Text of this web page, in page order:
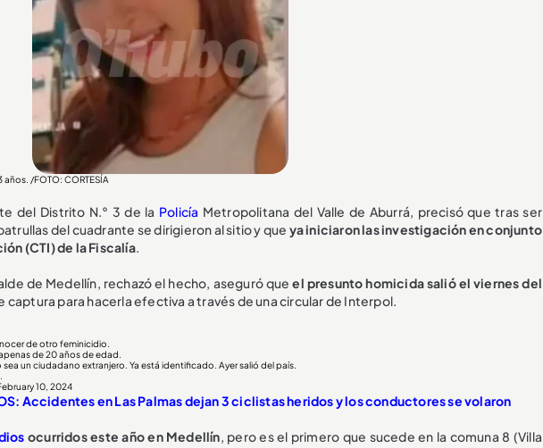
/FOTO: CORTESÍA
del Distrito N.° 3 de la Policía Metropolitana del Valle de Aburrá, precisó que tras ser
del cuadrante se dirigieron al sitio y que ya iniciaron las investigación en conjunto
(CTI) de la Fiscalía.
de Medellín, rechazó el hecho, aseguró queel presunto homicida salió el viernes del
captura para hacerla efectiva a través de una circular de Interpol.
de otro feminicidio.
de 20 años de edad.
un ciudadano extranjero. Ya está identificado. Ayer salió del país.
10, 2024
Accidentes en Las Palmas dejan 3 ciclistas heridos y los conductores se volaron
ocurridos este año en Medellín, pero es el primero que sucede en la comuna 8 (Villa